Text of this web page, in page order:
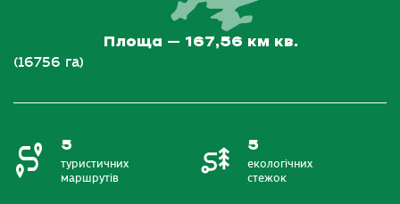
Площа – 167,56 км кв.
(16756 га)
5
туристичних
маршрутів
5
екологічних
стежок